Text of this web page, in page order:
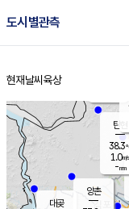
도시별관측
홈
현재날씨 육상
대곶
탄현
38.3
1.0m/s
-mm
양촌